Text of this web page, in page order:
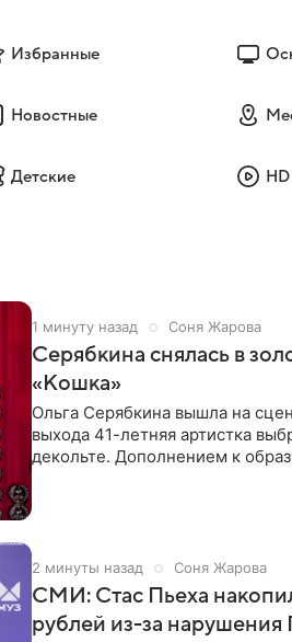
Избранные
Новостные
Детские HD
1 минуту назад Соня Жарова
Серябкина снялась в
«Кошка»
Ольга Серябкина вышла на
выхода 41-летняя артистка
декольте. Дополнением к
2 минуты назад Соня Жарова
СМИ: Стас Пьеха
рублей из-за